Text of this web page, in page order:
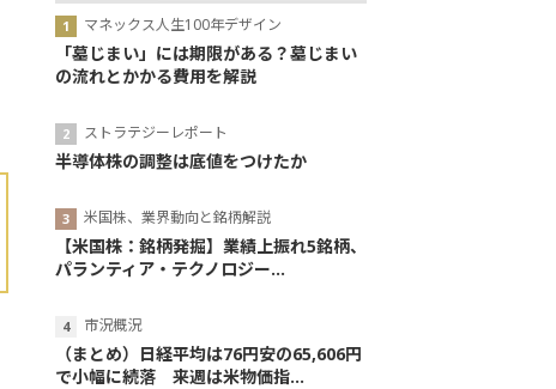
マネックス人生100年デザイン
「墓じまい」には期限がある？墓じまい
の流れとかかる費用を解説
ストラテジーレポート
半導体株の調整は底値をつけたか
米国株、業界動向と銘柄解説
【米国株：銘柄発掘】業績上振れ5銘柄、
パランティア・テクノロジー...
市況概況
（まとめ）日経平均は76円安の65,606円
で小幅に続落 来週は米物価指...